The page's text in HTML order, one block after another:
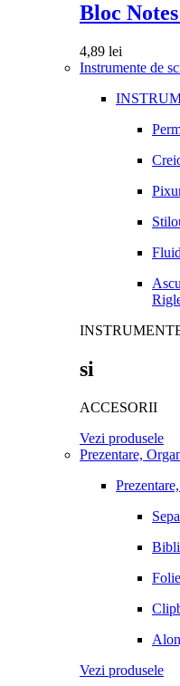
Bloc
4,89 lei
Instrumente de
si
ACCESORII
Vezi produsele
Prezentare,
Vezi produsele